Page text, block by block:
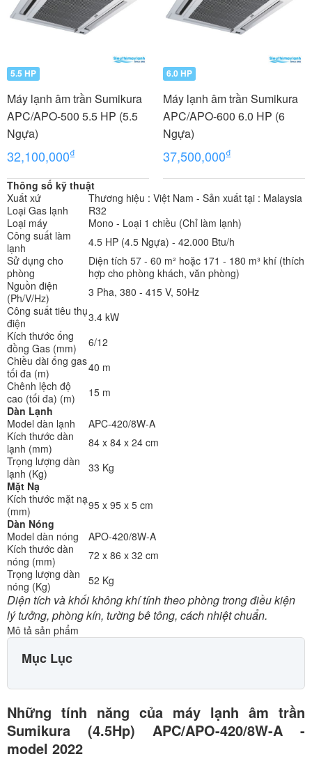
5.5 HP
Máy lạnh âm trần Sumikura
APC/APO-500 5.5 HP (5.5
Ngựa)
32,100,000₫
6.0 HP
Máy lạnh âm trần Sumikura
APC/APO-600 6.0 HP (6
Ngựa)
37,500,000₫
Thông số kỹ thuật
Xuất xứ
Thương hiệu : Việt Nam - Sản xuất tại : Malaysia
Loại Gas lạnh
R32
Loại máy
Mono - Loại 1 chiều (Chỉ làm lạnh)
Công suất làm
lạnh
4.5 HP (4.5 Ngựa) - 42.000 Btu/h
Sử dụng cho
phòng
Diện tích 57 - 60 m² hoặc 171 - 180 m³ khí (thích
hợp cho phòng khách, văn phòng)
Nguồn điện
(Ph/V/Hz)
3 Pha, 380 - 415 V, 50Hz
Công suất tiêu thụ
điện
3.4 kW
Kích thước ống
đồng Gas (mm)
6/12
Chiều dài ống gas
tối đa (m)
40 m
Chênh lệch độ
cao (tối đa) (m)
15 m
Dàn Lạnh
Model dàn lạnh
APC-420/8W-A
Kích thước dàn
lạnh (mm)
84 x 84 x 24 cm
Trọng lượng dàn
lạnh (Kg)
33 Kg
Mặt Nạ
Kích thước mặt nạ
(mm)
95 x 95 x 5 cm
Dàn Nóng
Model dàn nóng
APO-420/8W-A
Kích thước dàn
nóng (mm)
72 x 86 x 32 cm
Trọng lượng dàn
nóng (Kg)
52 Kg
Diện tích và khối không khí tính theo phòng trong điều kiện
lý tưởng, phòng kín, tường bê tông, cách nhiệt chuẩn.
Mô tả sản phẩm
Mục Lục
Những tính năng của máy lạnh âm trần
Sumikura (4.5Hp) APC/APO-420/8W-A -
model 2022